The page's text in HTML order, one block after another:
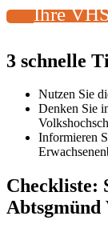
Ihre
3 schnelle
Nutzen Sie
Denken Sie
Informieren
Checkliste: